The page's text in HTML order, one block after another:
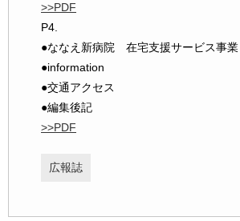
>>PDF
P4.
●ななえ新病院 在宅支援サービス事業
●information
●交通アクセス
●編集後記
>>PDF
広報誌